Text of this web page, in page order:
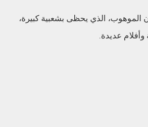
الموهوب، الذي يحظى بشعبية كبيرة،
عديدة.